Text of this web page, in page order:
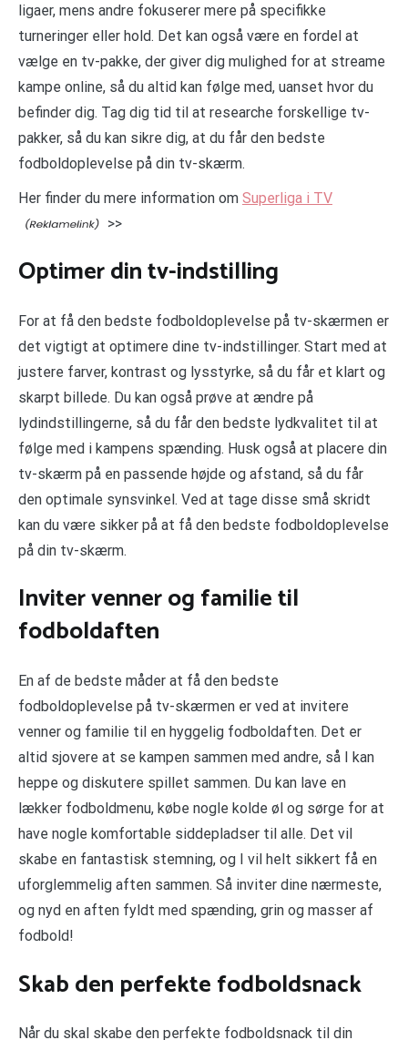
ligaer, mens andre fokuserer mere på specifikke
turneringer eller hold. Det kan også være en fordel at
vælge en tv-pakke, der giver dig mulighed for at streame
kampe online, så du altid kan følge med, uanset hvor du
befinder dig. Tag dig tid til at researche forskellige tv-
pakker, så du kan sikre dig, at du får den bedste
fodboldoplevelse på din tv-skærm.
Her finder du mere information om Superliga i TV
>>
Optimer din tv-indstilling
For at få den bedste fodboldoplevelse på tv-skærmen er
det vigtigt at optimere dine tv-indstillinger. Start med at
justere farver, kontrast og lysstyrke, så du får et klart og
skarpt billede. Du kan også prøve at ændre på
lydindstillingerne, så du får den bedste lydkvalitet til at
følge med i kampens spænding. Husk også at placere din
tv-skærm på en passende højde og afstand, så du får
den optimale synsvinkel. Ved at tage disse små skridt
kan du være sikker på at få den bedste fodboldoplevelse
på din tv-skærm.
Inviter venner og familie til
fodboldaften
En af de bedste måder at få den bedste
fodboldoplevelse på tv-skærmen er ved at invitere
venner og familie til en hyggelig fodboldaften. Det er
altid sjovere at se kampen sammen med andre, så I kan
heppe og diskutere spillet sammen. Du kan lave en
lækker fodboldmenu, købe nogle kolde øl og sørge for at
have nogle komfortable siddepladser til alle. Det vil
skabe en fantastisk stemning, og I vil helt sikkert få en
uforglemmelig aften sammen. Så inviter dine nærmeste,
og nyd en aften fyldt med spænding, grin og masser af
fodbold!
Skab den perfekte fodboldsnack
Når du skal skabe den perfekte fodboldsnack til din